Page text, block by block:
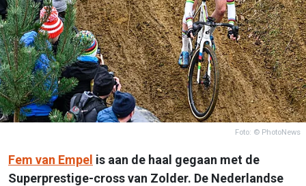
Foto: © PhotoNews
Fem van Empel is aan de haal gegaan met de
Superprestige-cross van Zolder. De Nederlandse